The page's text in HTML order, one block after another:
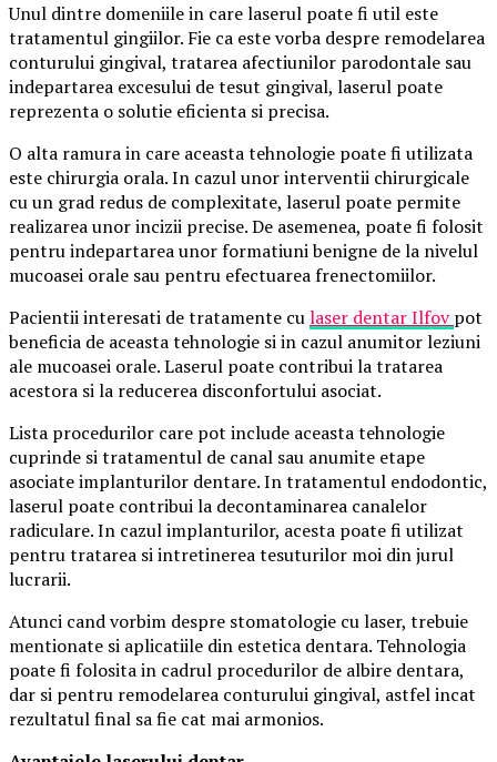
Unul dintre domeniile in care laserul poate fi util este
tratamentul gingiilor. Fie ca este vorba despre remodelarea
conturului gingival, tratarea afectiunilor parodontale sau
indepartarea excesului de tesut gingival, laserul poate
reprezenta o solutie eficienta si precisa.
O alta ramura in care aceasta tehnologie poate fi utilizata
este chirurgia orala. In cazul unor interventii chirurgicale
cu un grad redus de complexitate, laserul poate permite
realizarea unor incizii precise. De asemenea, poate fi folosit
pentru indepartarea unor formatiuni benigne de la nivelul
mucoasei orale sau pentru efectuarea frenectomiilor.
Pacientii interesati de tratamente culaser dentar Ilfovpot
beneficia de aceasta tehnologie si in cazul anumitor leziuni
ale mucoasei orale. Laserul poate contribui la tratarea
acestora si la reducerea disconfortului asociat.
Lista procedurilor care pot include aceasta tehnologie
cuprinde si tratamentul de canal sau anumite etape
asociate implanturilor dentare. In tratamentul endodontic,
laserul poate contribui la decontaminarea canalelor
radiculare. In cazul implanturilor, acesta poate fi utilizat
pentru tratarea si intretinerea tesuturilor moi din jurul
lucrarii.
Atunci cand vorbim despre stomatologie cu laser, trebuie
mentionate si aplicatiile din estetica dentara. Tehnologia
poate fi folosita in cadrul procedurilor de albire dentara,
dar si pentru remodelarea conturului gingival, astfel incat
rezultatul final sa fie cat mai armonios.